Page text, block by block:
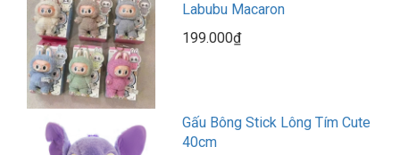
Labubu Macaron
199.000₫
Gấu Bông Stick Lông Tím Cute
40cm